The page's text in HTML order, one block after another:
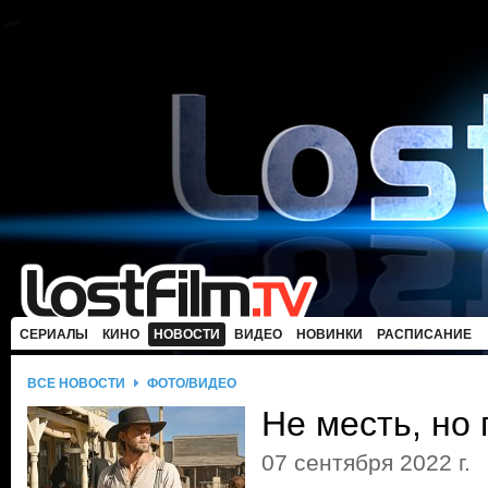
СЕРИАЛЫ КИНО НОВОСТИ ВИДЕО НОВИНКИ РАСПИСАНИЕ
ВСЕ НОВОСТИ ФОТО/ВИДЕО
Не месть, но
07 сентября 2022 г.